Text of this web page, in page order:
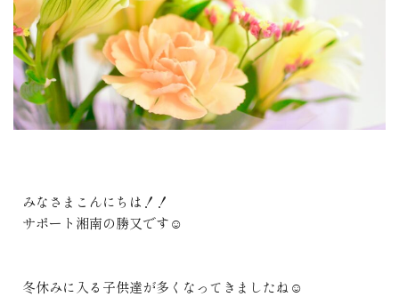
みなさまこんにちは！！
サポート湘南の勝又です☺
冬休みに入る子供達が多くなってきましたね☺